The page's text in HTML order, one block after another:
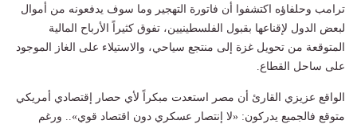
ترامب وحلفاؤه اكتشفوا أن فاتورة التهجير وما سوف يدفعونه من أموال
لبعض الدول لإقناعها بقبول الفلسطينيين، تفوق كثيراً الأرباح المالية
المتوقعة من تحويل غزة إلى منتجع سياحي، والاستيلاء على الغاز الموجود
على ساحل القطاع.
الواقع عزيزي القارئ أن مصر استعدت مبكراً لأي حصار إقتصادي أمريكي
متوقع فالجميع يدركون: «لا إنتصار عسكري دون اقتصاد قوي».. ورغم